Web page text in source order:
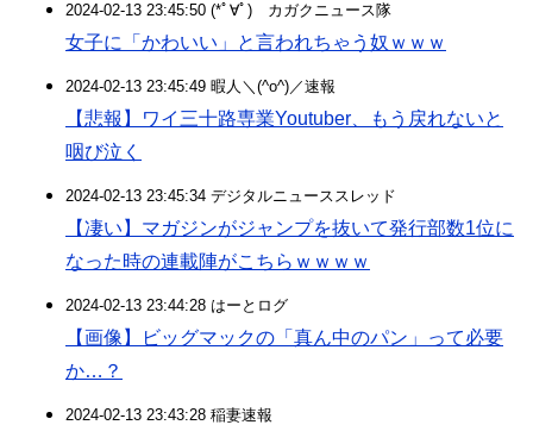
2024-02-13 23:45:50 (*ﾟ∀ﾟ)ゞカガクニュース隊
女子に「かわいい」と言われちゃう奴ｗｗｗ
2024-02-13 23:45:49 暇人＼(^o^)／速報
【悲報】ワイ三十路専業Youtuber、もう戻れないと
咽び泣く
2024-02-13 23:45:34 デジタルニューススレッド
【凄い】マガジンがジャンプを抜いて発行部数1位に
なった時の連載陣がこちらｗｗｗｗ
2024-02-13 23:44:28 はーとログ
【画像】ビッグマックの「真ん中のパン」って必要
か…？
2024-02-13 23:43:28 稲妻速報